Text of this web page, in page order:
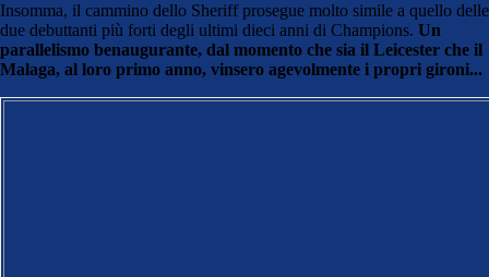
Insomma, il cammino dello Sheriff prosegue molto simile a quello delle
due debuttanti più forti degli ultimi dieci anni di Champions. Un
parallelismo benaugurante, dal momento che sia il Leicester che il
Malaga, al loro primo anno, vinsero agevolmente i propri gironi...